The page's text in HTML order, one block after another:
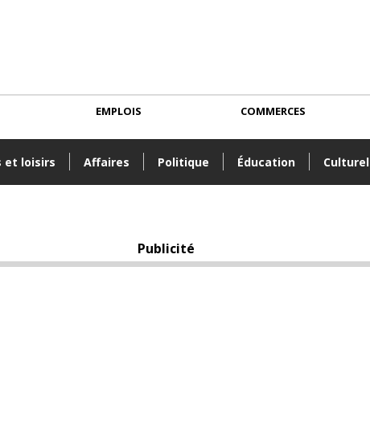
et loisirs Affaires Politique Éducation Culturel
EMPLOIS COMMERCES
Publicité